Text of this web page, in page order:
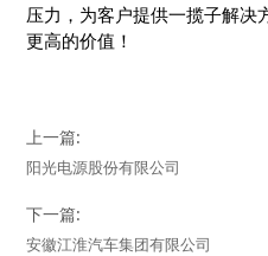
压力，为客户提供一揽子解决
更高的价值！
上一篇:
阳光电源股份有限公司
下一篇:
安徽江淮汽车集团有限公司